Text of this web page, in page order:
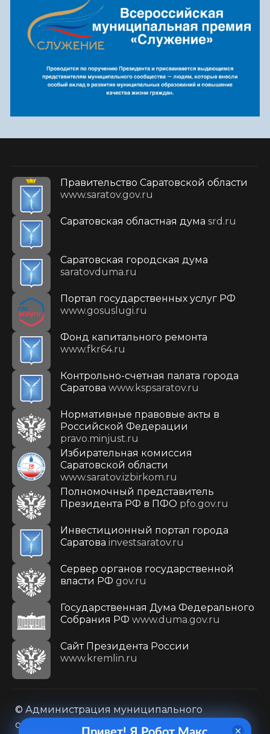
Правительство Саратовской области
www.saratov.gov.ru
Саратовская областная дума srd.ru
Саратовская городская дума
saratovduma.ru
Портал государственных услуг РФ
www.gosuslugi.ru
Фонд капитального ремонта
www.fkr64.ru
Контрольно-счетная палата города
Саратова www.kspsaratov.ru
Нормативные правовые акты в
Российской Федерации
pravo.minjust.ru
Избирательная комиссия
Саратовской области
www.saratov.izbirkom.ru
Полномочный представитель
Президента РФ в ПФО pfo.gov.ru
Инвестиционный портал города
Саратова investsaratov.ru
Сервер органов государственной
власти РФ gov.ru
Государственная Дума Федерального
Собрания РФ www.duma.gov.ru
Cайт Президента России
www.kremlin.ru
© Администрация муниципального
образования городского округа «Город